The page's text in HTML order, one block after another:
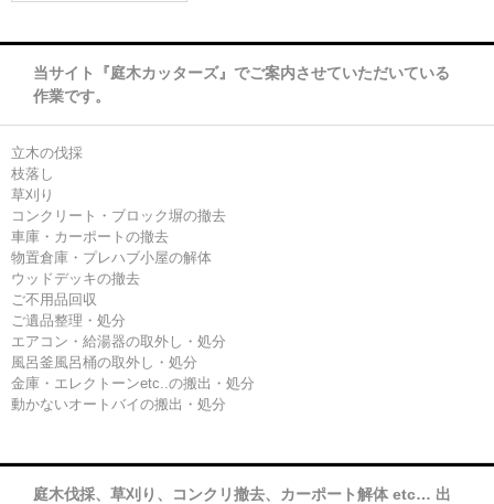
当サイト『庭木カッターズ』でご案内させていただいている
作業です。
立木の伐採
枝落し
草刈り
コンクリート・ブロック塀の撤去
車庫・カーポートの撤去
物置倉庫・プレハブ小屋の解体
ウッドデッキの撤去
ご不用品回収
ご遺品整理・処分
エアコン・給湯器の取外し・処分
風呂釜風呂桶の取外し・処分
金庫・エレクトーンetc..の搬出・処分
動かないオートバイの搬出・処分
庭木伐採、草刈り、コンクリ撤去、カーポート解体 etc… 出